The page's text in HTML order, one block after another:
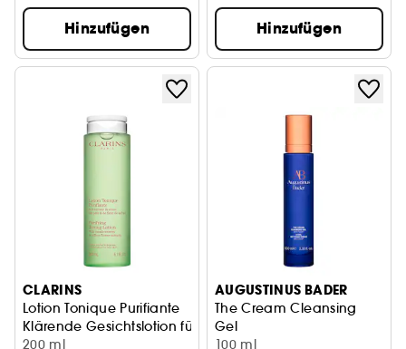
Hinzufügen Hinzufügen
CLARINS
Lotion Tonique Purifiante
Klärende Gesichtslotion für Misch- bis ölige Haut
200 ml
AUGUSTINUS BADER
The Cream Cleansing
Gel
Das Reinigungsgel Creme
100 ml